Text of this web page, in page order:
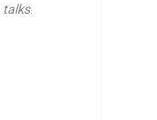
talks.